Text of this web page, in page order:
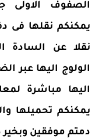
الصفوف الاولى
يمكنكم نقلها فى
نقلا عن السادة
الولوج اليها عبر
اليها مباشرة
يمكنكم تحميلها
دمتم موفقين وبخير